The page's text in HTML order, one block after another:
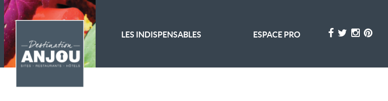
LES INDISPENSABLES ESPACE PRO